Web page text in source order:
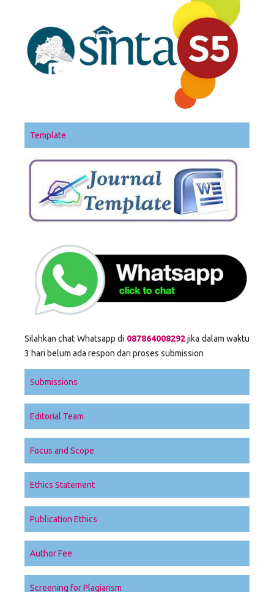
Template
Silahkan chat Whatsapp di 087864008292jika dalam waktu
3 hari belum ada respon dari proses submission
Submissions
Editorial Team
Focus and Scope
Ethics Statement
Publication Ethics
Author Fee
Screening for Plagiarism